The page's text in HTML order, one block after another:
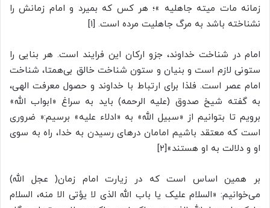
زمانه مات میته جاهلیه »؛ هر کس که بمیرد و امام زمانش را
نشناخته باشد به مرگ جاهلیت مرده است. [۱]
امام در شناخت خداوند، جزو ارکان این فرایند است. هر بنایی را
ستونی لازم است و بنیان و ستون شناخت خالق بی‌همتا، شناخت
امام عصر است. فلذا برای ارتباط با خداوند و حصول معرفت الهی،
به گفته شیخ صدوق (علیه الرحمه) باید به سراغ «ابواب الله»
برویم تا بتوانیم از «سبیل الله» به «ادلاء علیه» برسیم:« ضروری
است که معتقد باشیم امامان درهای رسیدن به خدا، راه به سوی
او و دلالت به او هستند»[۲]
بر همین اساس است که در زیارت امام زمان( عجل الله)
می‌خوانیم: «السلام علیک یا باب الله الذی لا یؤتی الا منه، السلام